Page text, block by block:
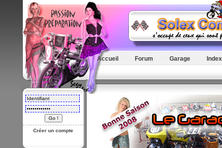
Créer un compte
Accueil Forum Garage